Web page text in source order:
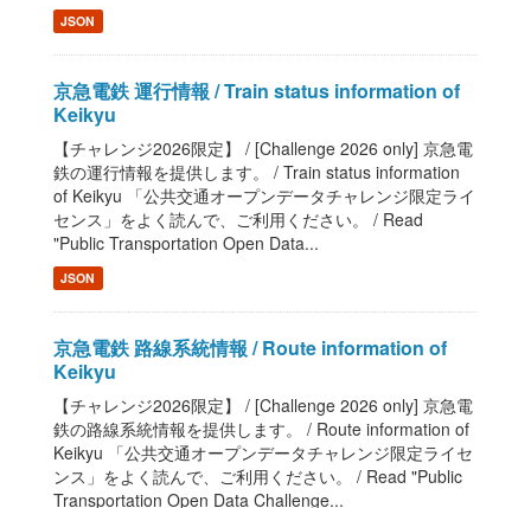
JSON
京急電鉄 運行情報 / Train status information of
Keikyu
【チャレンジ2026限定】 / [Challenge 2026 only] 京急電
鉄の運行情報を提供します。 / Train status information
of Keikyu 「公共交通オープンデータチャレンジ限定ライ
センス」をよく読んで、ご利用ください。 / Read
"Public Transportation Open Data...
JSON
京急電鉄 路線系統情報 / Route information of
Keikyu
【チャレンジ2026限定】 / [Challenge 2026 only] 京急電
鉄の路線系統情報を提供します。 / Route information of
Keikyu 「公共交通オープンデータチャレンジ限定ライセ
ンス」をよく読んで、ご利用ください。 / Read "Public
Transportation Open Data Challenge...